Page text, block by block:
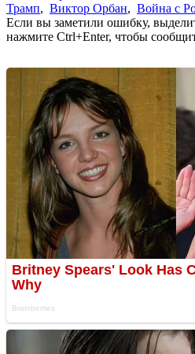
Трамп, Виктор Орбан, Война с
Если вы заметили ошибку,
нажмите Ctrl+Enter, чтобы